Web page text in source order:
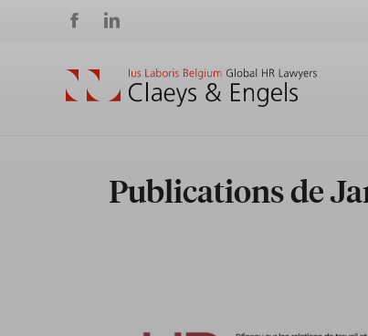
Social
media
Publications de